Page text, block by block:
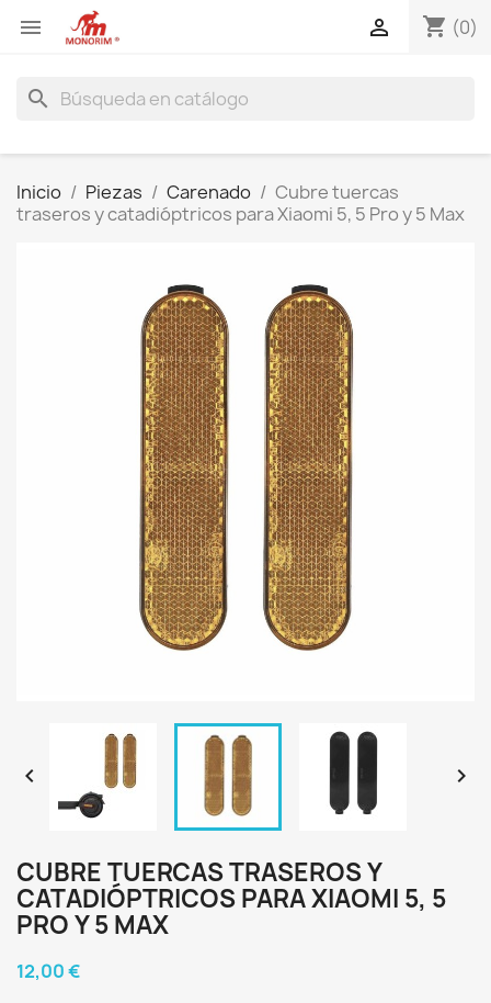
 shopping_cart (0)

search
Inicio Piezas Carenado
Cubre tuercas
traseros y catadióptricos para Xiaomi 5, 5 Pro y 5 Max
 
CUBRE TUERCAS TRASEROS Y
CATADIÓPTRICOS PARA XIAOMI 5, 5
PRO Y 5 MAX
12,00 €